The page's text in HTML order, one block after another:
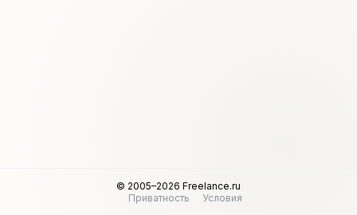
© 2005–2026 Freelance.ru
Приватность
Условия